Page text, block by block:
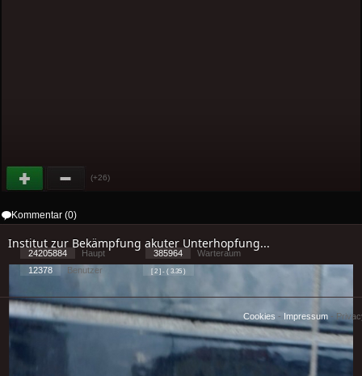
(+26)
Kommentar (0)
Institut zur Bekämpfung akuter Unterhopfung...
24205884 Haupt 385964
Warteraum
12378
Benutzer [ 2 ] - ( 3.35 )
Cookies - Impressum -